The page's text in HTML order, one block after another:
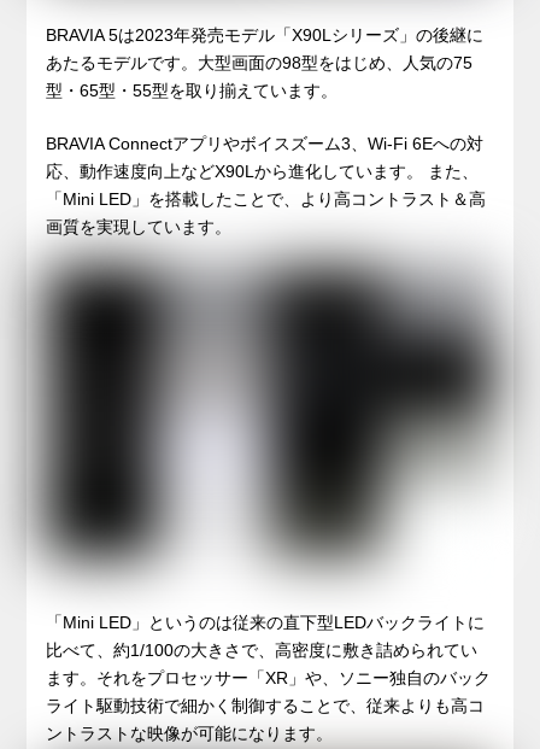
BRAVIA 5は2023年発売モデル「X90Lシリーズ」の後継に
あたるモデルです。大型画面の98型をはじめ、人気の75
型・65型・55型を取り揃えています。
BRAVIA Connectアプリやボイスズーム3、Wi-Fi 6Eへの対
応、動作速度向上などX90Lから進化しています。 また、
「Mini LED」を搭載したことで、より高コントラスト＆高
画質を実現しています。
「Mini LED」というのは従来の直下型LEDバックライトに
比べて、約1/100の大きさで、高密度に敷き詰められてい
ます。それをプロセッサー「XR」や、ソニー独自のバック
ライト駆動技術で細かく制御することで、従来よりも高コ
ントラストな映像が可能になります。